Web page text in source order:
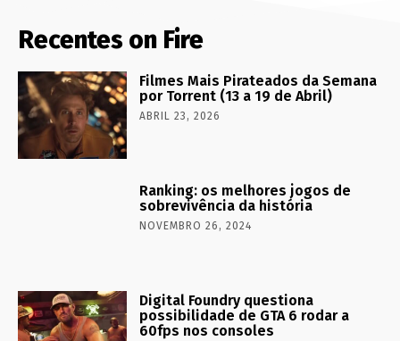
Recentes on Fire
Filmes Mais Pirateados da Semana
por Torrent (13 a 19 de Abril)
ABRIL 23, 2026
Ranking: os melhores jogos de
sobrevivência da história
NOVEMBRO 26, 2024
Digital Foundry questiona
possibilidade de GTA 6 rodar a
60fps nos consoles